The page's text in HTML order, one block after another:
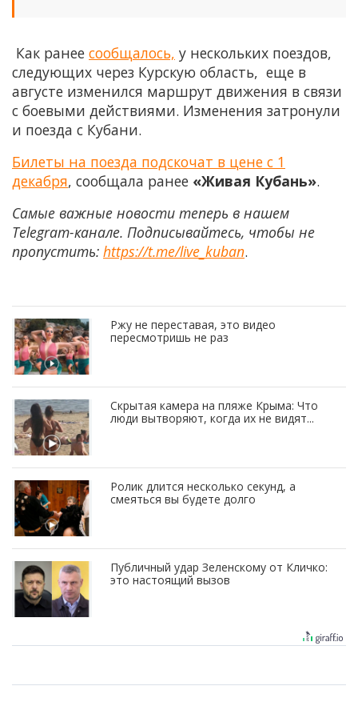
Как ранее сообщалось, у нескольких поездов,
следующих через Курскую область, еще в
августе изменился маршрут движения в связи
с боевыми действиями. Изменения затронули
и поезда с Кубани.
Билеты на поезда подскочат в цене с 1
декабря, сообщала ранее «Живая Кубань».
Самые важные новости теперь в нашем
Telegram-канале. Подписывайтесь, чтобы не
пропустить: https://t.me/live_kuban.
Ржу не переставая, это видео
пересмотришь не раз
Скрытая камера на пляже Крыма: Что
люди вытворяют, когда их не видят...
Ролик длится несколько секунд, а
смеяться вы будете долго
Публичный удар Зеленскому от Кличко:
это настоящий вызов